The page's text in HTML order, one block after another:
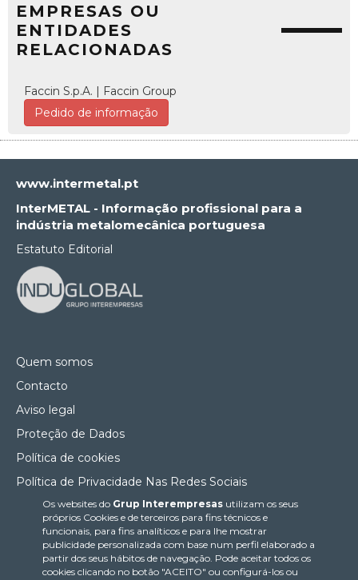
Os websites do Grup Interempresasutilizam os seus
próprios Cookies e de terceiros para fins técnicos e
funcionais, para fins analíticos e para lhe mostrar
publicidade personalizada com base num perfil elaborado a
partir dos seus hábitos de navegação. Pode aceitar todos os
cookies clicando no botão "ACEITO" ou configurá-los ou
EMPRESAS OU
ENTIDADES
RELACIONADAS
Faccin S.p.A. | Faccin Group
Pedido de informação
www.intermetal.pt
InterMETAL - Informação profissional para a
indústria metalomecânica portuguesa
Estatuto Editorial
Quem somos
Contacto
Aviso legal
Proteção de Dados
Política de cookies
Política de Privacidade Nas Redes Sociais
Canal de denúncias
Colaborações editoriais